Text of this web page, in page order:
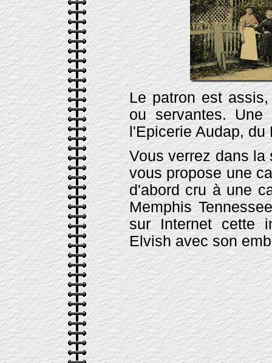
Le patron est
ou servantes.
l'Epicerie Audap, du
Vous verrez dans la
vous propose une
d'abord cru à une
Memphis
sur Internet cette
Elvish avec son